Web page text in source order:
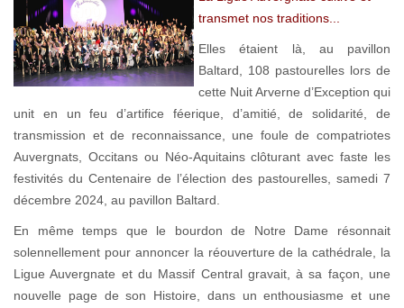
transmet nos traditions...
Elles étaient là, au pavillon
Baltard, 108 pastourelles lors de
cette Nuit Arverne d’Exception qui
unit en un feu d’artifice féerique, d’amitié, de solidarité, de
transmission et de reconnaissance, une foule de compatriotes
Auvergnats, Occitans ou Néo-Aquitains clôturant avec faste les
festivités du Centenaire de l’élection des pastourelles, samedi 7
décembre 2024, au pavillon Baltard.
En même temps que le bourdon de Notre Dame résonnait
solennellement pour annoncer la réouverture de la cathédrale, la
Ligue Auvergnate et du Massif Central gravait, à sa façon, une
nouvelle page de son Histoire, dans un enthousiasme et une